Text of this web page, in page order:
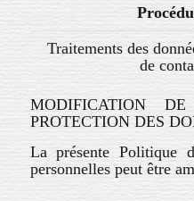
Traitements des
de
MODIFICATION
PROTECTION DES
La présente Politique
personnelles peut être